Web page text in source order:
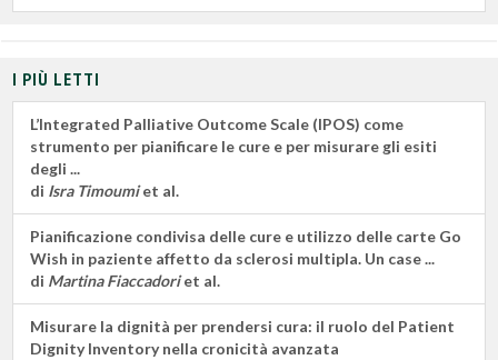
I PIÙ LETTI
L’Integrated Palliative Outcome Scale (IPOS) come
strumento per pianificare le cure e per misurare gli esiti
degli ...
di Isra Timoumiet al.
Pianificazione condivisa delle cure e utilizzo delle carte Go
Wish in paziente affetto da sclerosi multipla. Un case ...
di Martina Fiaccadoriet al.
Misurare la dignità per prendersi cura: il ruolo del Patient
Dignity Inventory nella cronicità avanzata